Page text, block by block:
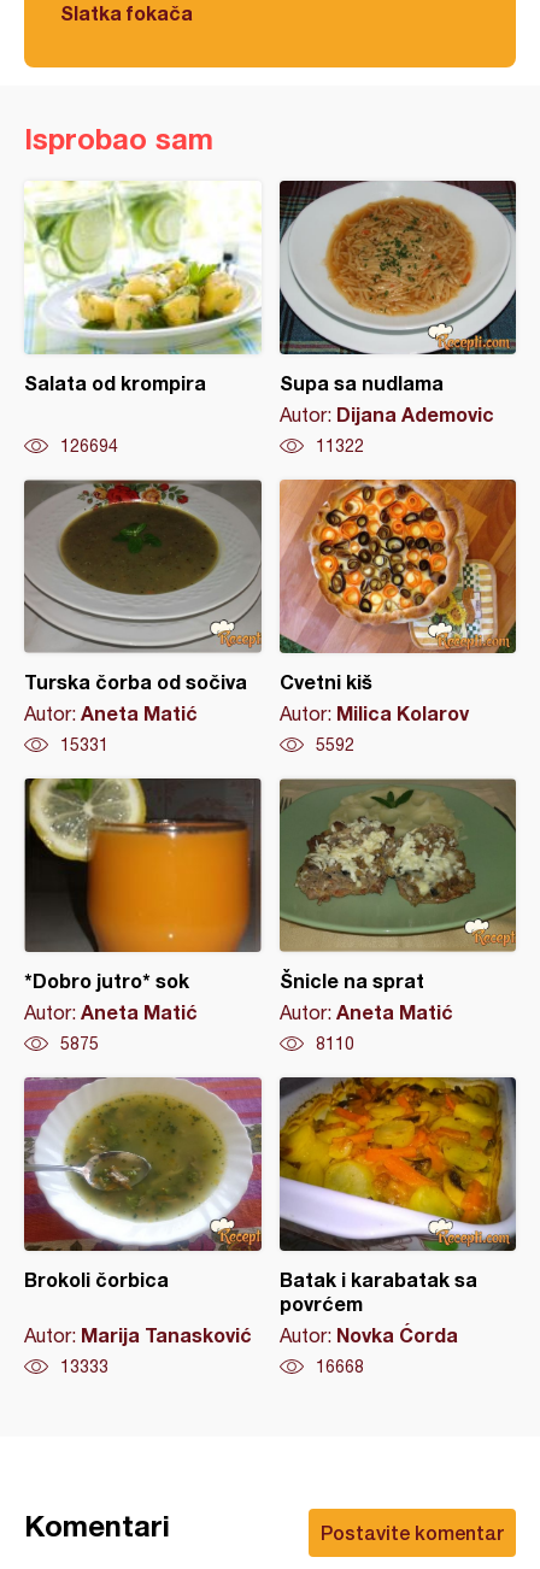
Slatka fokača
Isprobao sam
Salata od krompira
126694
Supa sa nudlama
Autor: Dijana Ademovic
11322
Turska čorba od sočiva
Autor: Aneta Matić
15331
Cvetni kiš
Autor: Milica Kolarov
5592
*Dobro jutro* sok
Autor: Aneta Matić
5875
Šnicle na sprat
Autor: Aneta Matić
8110
Brokoli čorbica
Autor: Marija Tanasković
13333
Batak i karabatak sa
povrćem
Autor: Novka Ćorda
16668
Postavite komentar
Komentari